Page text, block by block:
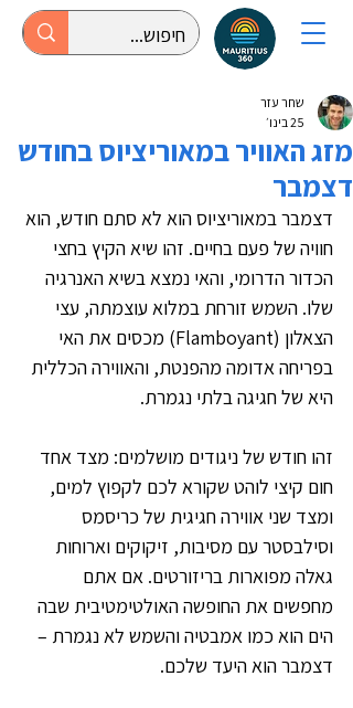
מזג האוויר במאוריציוס בחודש
דצמבר
שחר עזר
25 בינו׳
דצמבר במאוריציוס הוא לא סתם חודש, הוא
חוויה של פעם בחיים. זהו שיא הקיץ בחצי
הכדור הדרומי, והאי נמצא בשיא האנרגיה
שלו. השמש זורחת במלוא עוצמתה, עצי
הצאלון (Flamboyant) מכסים את האי
בפריחה אדומה מהפנטת, והאווירה הכללית
היא של חגיגה בלתי נגמרת.
זהו חודש של ניגודים מושלמים: מצד אחד
חום קיצי לוהט שקורא לכם לקפוץ למים,
ומצד שני אווירה חגיגית של כריסמס
וסילבסטר עם מסיבות, זיקוקים וארוחות
גאלה מפוארות בריזורטים. אם אתם
מחפשים את החופשה האולטימטיבית שבה
הים הוא כמו אמבטיה והשמש לא נגמרת –
דצמבר הוא היעד שלכם.